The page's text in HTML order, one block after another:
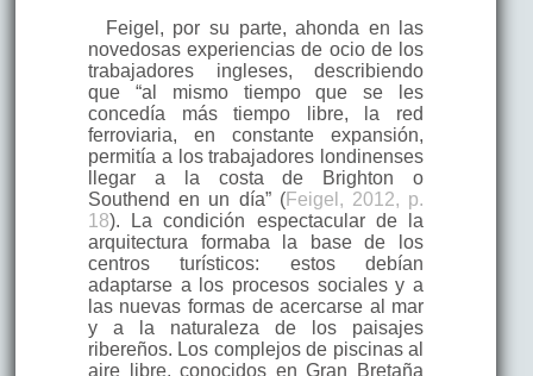
Feigel, por su parte, ahonda en las
novedosas experiencias de ocio de los
trabajadores ingleses, describiendo
que “al mismo tiempo que se les
concedía más tiempo libre, la red
ferroviaria, en constante expansión,
permitía a los trabajadores londinenses
llegar a la costa de Brighton o
Southend en un día” (Feigel, 2012, p.
18). La condición espectacular de la
arquitectura formaba la base de los
centros turísticos: estos debían
adaptarse a los procesos sociales y a
las nuevas formas de acercarse al mar
y a la naturaleza de los paisajes
ribereños. Los complejos de piscinas al
aire libre, conocidos en Gran Bretaña